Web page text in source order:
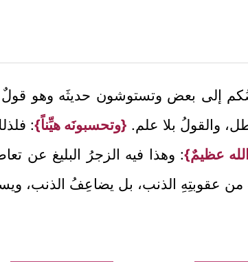
إلى بعض وتستوشون حديثَه وهو
والقولُ بلا علم. {وتحسبونَه هيِّناً}:
عظيمٌ}: وهذا فيه الزجرُ البليغ عن
من عقوبتِهِ الذنب، بل يضاعِفُ الذنب،